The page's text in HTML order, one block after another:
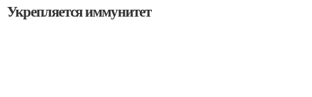
Укрепляется иммунитет